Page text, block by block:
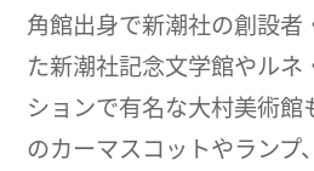
角館出身で新潮社の創設者
た新潮社記念文学館やルネ
ションで有名な大村美術館
のカーマスコットやランプ